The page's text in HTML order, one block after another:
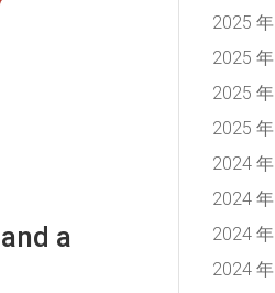
a
2025
2025
2025
2025
2024
2024
2024
2024